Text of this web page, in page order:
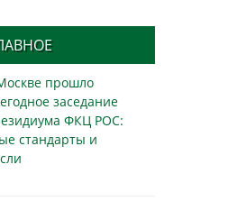
прошло
заседание
ФКЦ РОС:
стандарты и